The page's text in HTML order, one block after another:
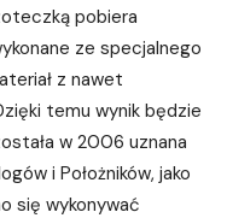
pobiera
ze specjalnego
z nawet
temu wynik będzie
w 2006 uznana
i Położników, jako
się wykonywać